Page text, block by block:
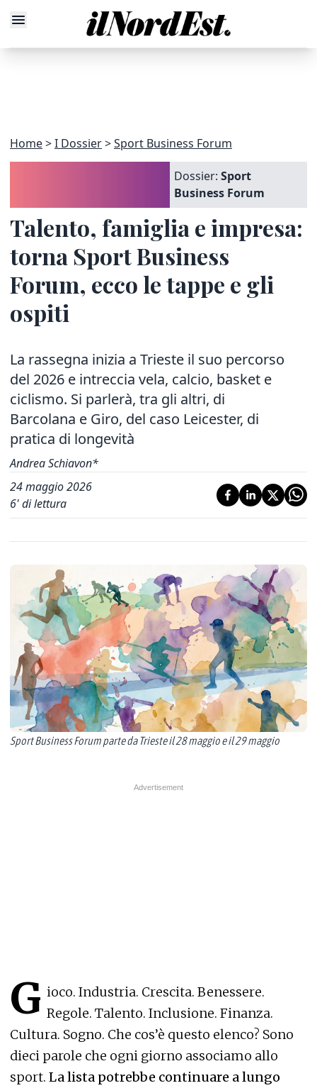
Home I Dossier Sport Business Forum
Dossier:Sport
Business Forum
Talento, famiglia e impresa:
torna Sport Business
Forum, ecco le tappe e gli
ospiti
La rassegna inizia a Trieste il suo percorso
del 2026 e intreccia vela, calcio, basket e
ciclismo. Si parlerà, tra gli altri, di
Barcolana e Giro, del caso Leicester, di
pratica di longevità
Andrea Schiavon*
24 maggio 2026
6' di lettura
Sport Business Forum parte da Trieste il 28 maggio e il 29 maggio
G ioco. Industria. Crescita. Benessere.
Regole. Talento. Inclusione. Finanza.
Cultura. Sogno. Che cos’è questo elenco? Sono
dieci parole che ogni giorno associamo allo
sport. La lista potrebbe continuare a lungo